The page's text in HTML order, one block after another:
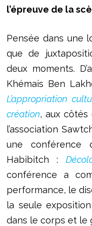
l’épreuve de la
Pensée dans une
que de
deux moments.
Khémais Ben
L’appropriation
création, aux côtés
l’association
une conférence
Habibitch :
conférence a
performance, le
la seule
dans le corps et le